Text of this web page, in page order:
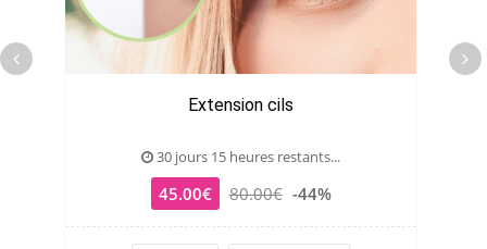
Extension cils
30 jours 15 heures restants...
45.00€ 80.00€ -44%